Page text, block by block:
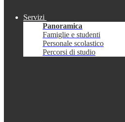
Servizi
Panoramica
Famiglie e studenti
Personale scolastico
Percorsi di studio